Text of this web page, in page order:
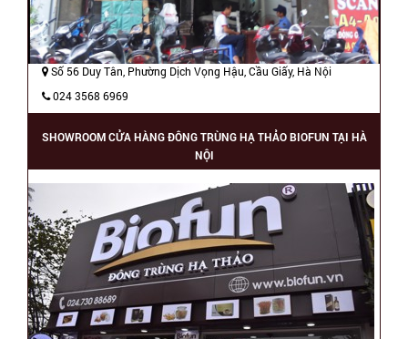
Số 56 Duy Tân, Phường Dịch Vọng Hậu, Cầu Giấy, Hà Nội
024 3568 6969
SHOWROOM CỬA HÀNG ĐÔNG TRÙNG HẠ THẢO BIOFUN TẠI HÀ
NỘI